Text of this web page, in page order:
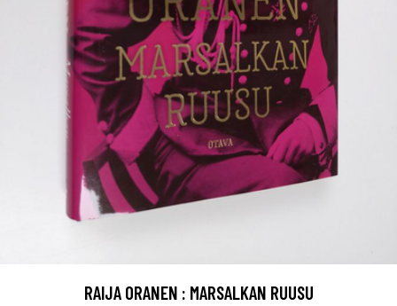
RAIJA ORANEN : MARSALKAN RUUSU